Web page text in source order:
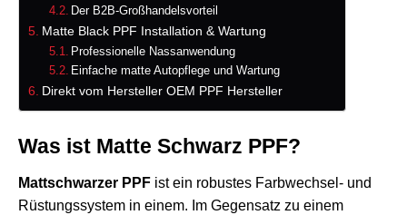
Der B2B-Großhandelsvorteil
Matte Black PPF Installation & Wartung
Professionelle Nassanwendung
Einfache matte Autopflege und Wartung
Direkt vom Hersteller OEM PPF Hersteller
Was ist Matte Schwarz PPF?
Mattschwarzer PPF ist ein robustes Farbwechsel- und
Rüstungssystem in einem. Im Gegensatz zu einem